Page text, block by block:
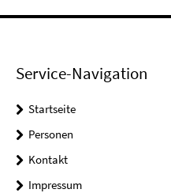
Service-Navigation
Startseite
Personen
Kontakt
Impressum